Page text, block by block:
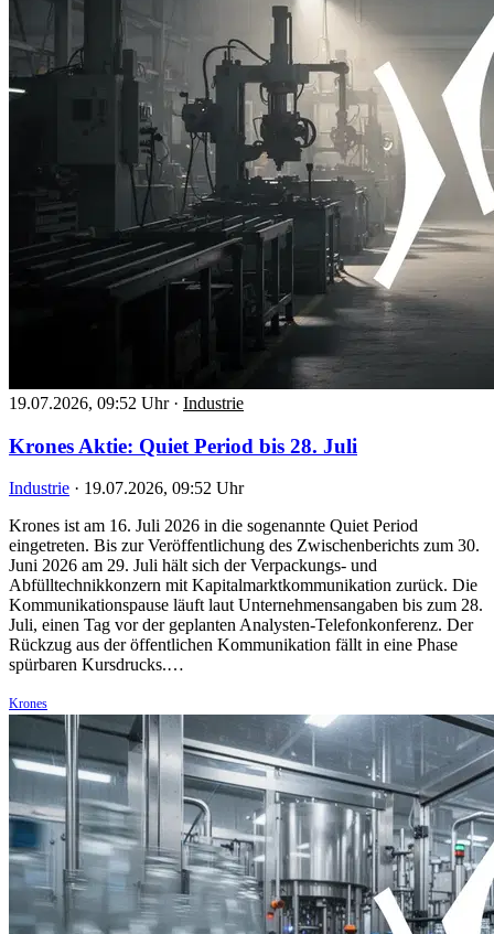
19.07.2026, 09:52 Uhr · Industrie
Krones Aktie: Quiet Period bis 28. Juli
Industrie · 19.07.2026, 09:52 Uhr
Krones ist am 16. Juli 2026 in die sogenannte Quiet Period
eingetreten. Bis zur Veröffentlichung des Zwischenberichts zum 30.
Juni 2026 am 29. Juli hält sich der Verpackungs- und
Abfülltechnikkonzern mit Kapitalmarktkommunikation zurück. Die
Kommunikationspause läuft laut Unternehmensangaben bis zum 28.
Juli, einen Tag vor der geplanten Analysten-Telefonkonferenz. Der
Rückzug aus der öffentlichen Kommunikation fällt in eine Phase
spürbaren Kursdrucks.…
Krones